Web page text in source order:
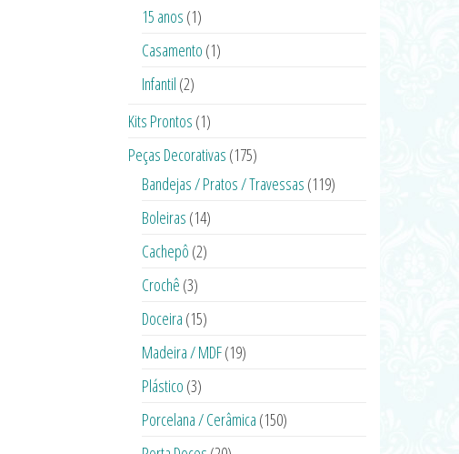
15 anos (1)
Casamento (1)
Infantil (2)
Kits Prontos (1)
Peças Decorativas (175)
Bandejas / Pratos / Travessas (119)
Boleiras (14)
Cachepô (2)
Crochê (3)
Doceira (15)
Madeira / MDF(19)
Plástico (3)
Porcelana / Cerâmica (150)